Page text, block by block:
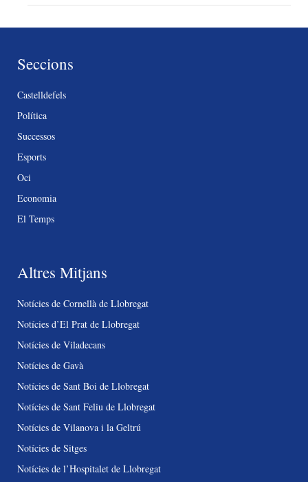
Seccions
Castelldefels
Política
Successos
Esports
Oci
Economia
El Temps
Altres Mitjans
Notícies de Cornellà de Llobregat
Notícies d’El Prat de Llobregat
Notícies de Viladecans
Notícies de Gavà
Notícies de Sant Boi de Llobregat
Notícies de Sant Feliu de Llobregat
Notícies de Vilanova i la Geltrú
Notícies de Sitges
Notícies de l’Hospitalet de Llobregat